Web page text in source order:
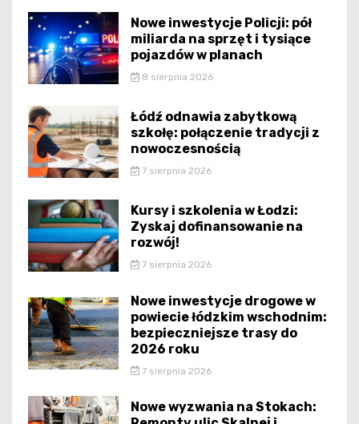
Nowe inwestycje Policji: pół
miliarda na sprzęt i tysiące
pojazdów w planach
8 sierpnia 2026
Łódź odnawia zabytkową
szkołę: połączenie tradycji z
nowoczesnością
7 sierpnia 2026
Kursy i szkolenia w Łodzi:
Zyskaj dofinansowanie na
rozwój!
7 sierpnia 2026
Nowe inwestycje drogowe w
powiecie łódzkim wschodnim:
bezpieczniejsze trasy do
2026 roku
7 sierpnia 2026
Nowe wyzwania na Stokach: